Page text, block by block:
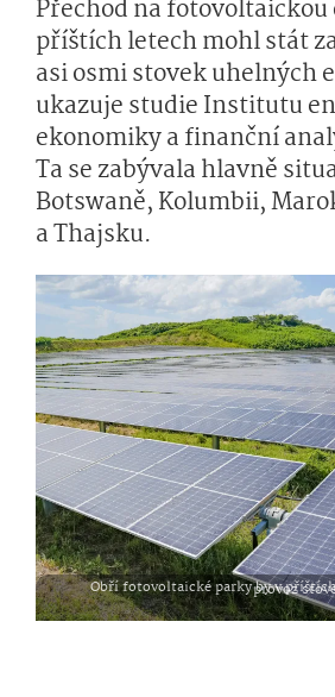
Přechod na fotovoltaickou
příštích letech mohl stát
asi osmi stovek uhelných
ukazuje studie Institutu
ekonomiky a finanční
Ta se zabývala hlavně
Botswaně, Kolumbii,
a Thajsku.
Obří fotovoltaické parky by v